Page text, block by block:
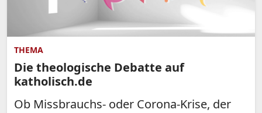
THEMA
Die theologische Debatte auf
katholisch.de
Ob Missbrauchs- oder Corona-Krise, der